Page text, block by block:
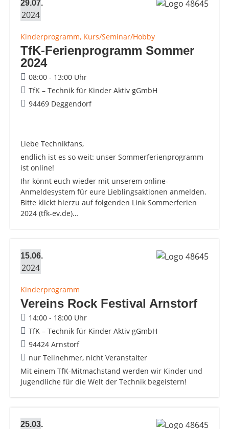
29.07.
2024
Kinderprogramm, Kurs/Seminar/Hobby
TfK-Ferienprogramm Sommer
2024
08:00 - 13:00 Uhr
TfK – Technik für Kinder Aktiv gGmbH
94469 Deggendorf
Liebe Technikfans,
endlich ist es so weit: unser Sommerferienprogramm
ist online!
Ihr könnt euch wieder mit unserem online-
Anmeldesystem für eure Lieblingsaktionen anmelden.
Bitte klickt hierzu auf folgenden Link Sommerferien
2024 (tfk-ev.de)…
15.06.
2024
Kinderprogramm
Vereins Rock Festival Arnstorf
14:00 - 18:00 Uhr
TfK – Technik für Kinder Aktiv gGmbH
94424 Arnstorf
nur Teilnehmer, nicht Veranstalter
Mit einem TfK-Mitmachstand werden wir Kinder und
Jugendliche für die Welt der Technik begeistern!
25.03.